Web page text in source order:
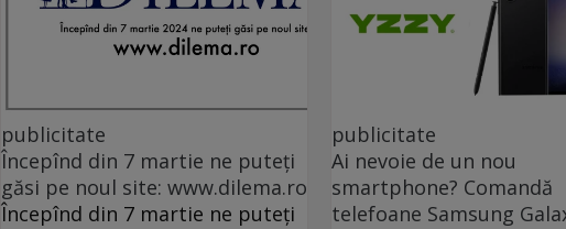
publicitate
Începînd din 7 martie ne puteți
găsi pe noul site: www.dilema.ro
Începînd din 7 martie ne puteți
publicitate
Ai nevoie de un nou
smartphone? Comandă
telefoane Samsung